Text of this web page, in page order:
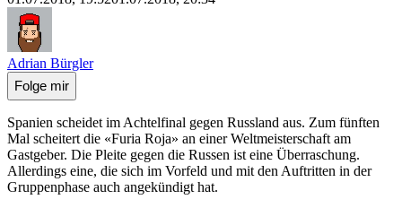
Adrian Bürgler
Folge mir
Spanien scheidet im Achtelfinal gegen Russland aus. Zum fünften
Mal scheitert die «Furia Roja» an einer Weltmeisterschaft am
Gastgeber. Die Pleite gegen die Russen ist eine Überraschung.
Allerdings eine, die sich im Vorfeld und mit den Auftritten in der
Gruppenphase auch angekündigt hat.